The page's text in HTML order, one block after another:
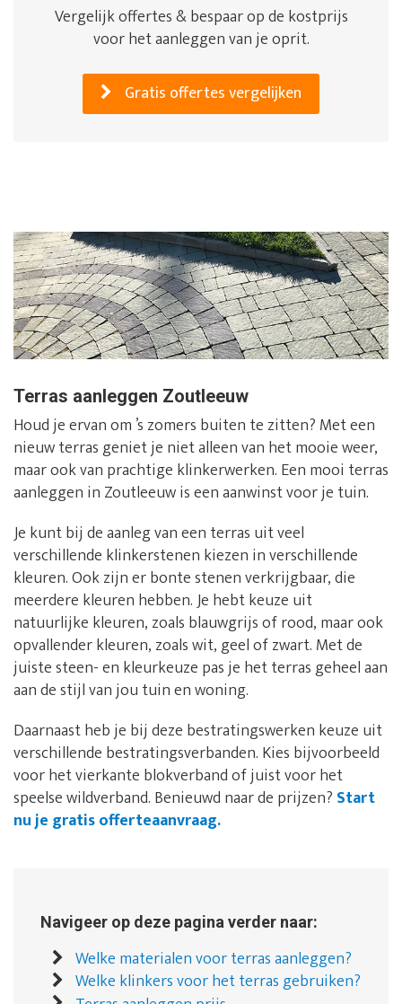
Vergelijk offertes & bespaar op de kostprijs
voor het aanleggen van je oprit.
Gratis offertes vergelijken
Terras aanleggen Zoutleeuw
Houd je ervan om ’s zomers buiten te zitten? Met een
nieuw terras geniet je niet alleen van het mooie weer,
maar ook van prachtige klinkerwerken. Een mooi terras
aanleggen in Zoutleeuw is een aanwinst voor je tuin.
Je kunt bij de aanleg van een terras uit veel
verschillende klinkerstenen kiezen in verschillende
kleuren. Ook zijn er bonte stenen verkrijgbaar, die
meerdere kleuren hebben. Je hebt keuze uit
natuurlijke kleuren, zoals blauwgrijs of rood, maar ook
opvallender kleuren, zoals wit, geel of zwart. Met de
juiste steen- en kleurkeuze pas je het terras geheel aan
aan de stijl van jou tuin en woning.
Daarnaast heb je bij deze bestratingswerken keuze uit
verschillende bestratingsverbanden. Kies bijvoorbeeld
voor het vierkante blokverband of juist voor het
speelse wildverband. Benieuwd naar de prijzen? Start
nu je gratis offerteaanvraag.
Navigeer op deze pagina verder naar:
Welke materialen voor terras aanleggen?
Welke klinkers voor het terras gebruiken?